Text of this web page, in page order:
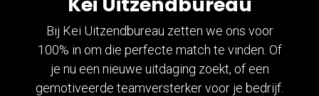
Bij Kei Uitzendbureau zetten we ons voor
100% in om die perfecte match te vinden. Of
je nu een nieuwe uitdaging zoekt, of een
gemotiveerde teamversterker voor je bedrijf.